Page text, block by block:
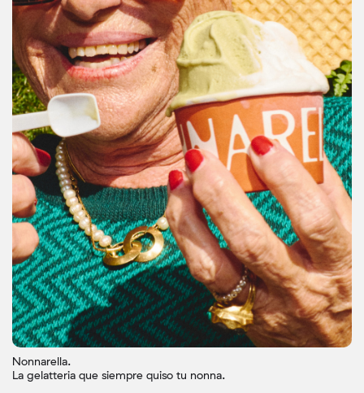
Nonnarella.
La gelatteria que siempre quiso tu nonna.